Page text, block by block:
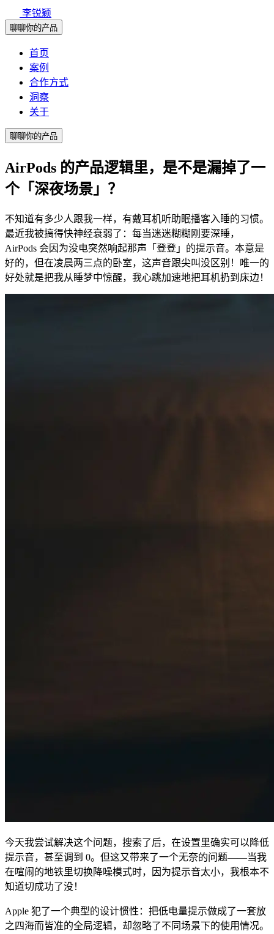
李锐颖
聊聊你的产品
首页
案例
合作方式
洞察
关于
聊聊你的产品
AirPods 的产品逻辑里，是不是漏掉了一
个「深夜场景」？
不知道有多少人跟我一样，有戴耳机听助眠播客入睡的习惯。
最近我被搞得快神经衰弱了：每当迷迷糊糊刚要深睡，
AirPods 会因为没电突然响起那声「登登」的提示音。本意是
好的，但在凌晨两三点的卧室，这声音跟尖叫没区别！唯一的
好处就是把我从睡梦中惊醒，我心跳加速地把耳机扔到床边！
今天我尝试解决这个问题，搜索了后，在设置里确实可以降低
提示音，甚至调到 0。但这又带来了一个无奈的问题——当我
在喧闹的地铁里切换降噪模式时，因为提示音太小，我根本不
知道切成功了没！
Apple 犯了一个典型的设计惯性：把低电量提示做成了一套放
之四海而皆准的全局逻辑，却忽略了不同场景下的使用情况。